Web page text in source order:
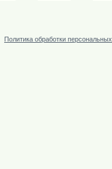
Политика обработки